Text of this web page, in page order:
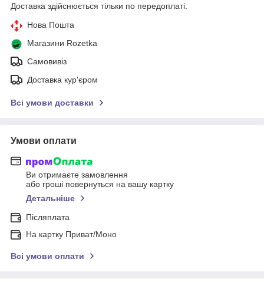
Доставка здійснюється тільки по передоплаті.
Нова Пошта
Магазини Rozetka
Самовивіз
Доставка кур'єром
Всі умови доставки
Умови оплати
Ви отримаєте замовлення
або гроші повернуться на вашу картку
Детальніше
Післяплата
На картку Приват/Моно
Всі умови оплати